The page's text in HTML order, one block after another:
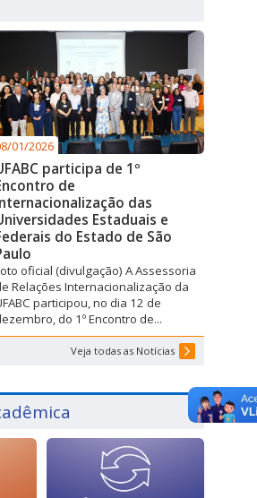
01/2026
participa de 1º
de
das
Estaduais e
do Estado de São
oficial (divulgação) A Assessoria
Relações Internacionalização da
participou, no dia 12 de
do 1º Encontro de...
Veja todas as Notícias